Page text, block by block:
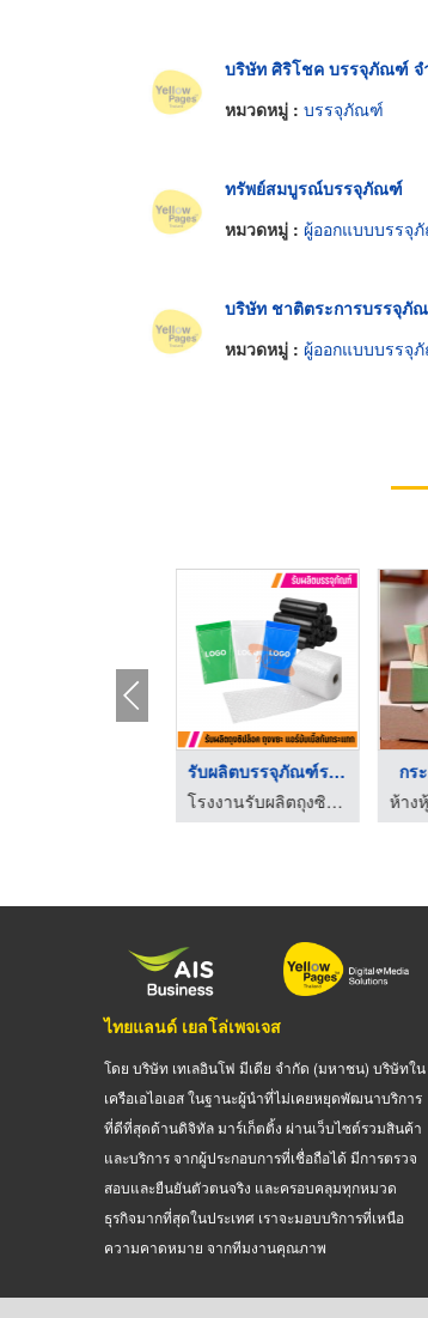
บริษัท ศิริโชค บรรจุภัณฑ์ จ
หมวดหมู่ : บรรจุภัณฑ์
ทรัพย์สมบูรณ์บรรจุภัณฑ์
หมวดหมู่ : ผู้ออกแบบบรรจุ
บริษัท ชาติตระการบรรจุภั
หมวดหมู่ : ผู้ออกแบบบรรจุ
รับผลิตบรรจุภัณฑ์ราค ...
โรงงานรับผลิตถุงซิปล็อคราคาถูก - นิตาพันธ์
กร
ไทยแลนด์ เยลโล่เพจเจส
โดย บริษัท เทเลอินโฟ มีเดีย จำกัด (มหาชน) บริษัทใน
เครือเอไอเอส ในฐานะผู้นำที่ไม่เคยหยุดพัฒนาบริการ
ที่ดีที่สุดด้านดิจิทัล มาร์เก็ตติ้ง ผ่านเว็บไซต์รวมสินค้า
และบริการ จากผู้ประกอบการที่เชื่อถือได้ มีการตรวจ
สอบและยืนยันตัวตนจริง และครอบคลุมทุกหมวด
ธุรกิจมากที่สุดในประเทศ เราจะมอบบริการที่เหนือ
ความคาดหมาย จากทีมงานคุณภาพ